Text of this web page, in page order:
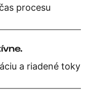
procesu
a riadené toky